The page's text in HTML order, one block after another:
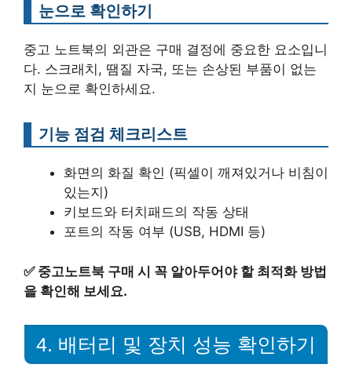
눈으로 확인하기
중고 노트북의 외관은 구매 결정에 중요한 요소입니
다. 스크래치, 땜질 자국, 또는 손상된 부품이 없는
지 눈으로 확인하세요.
기능 점검 체크리스트
화면의 화질 확인 (픽셀이 깨져있거나 비침이
있는지)
키보드와 터치패드의 작동 상태
포트의 작동 여부 (USB, HDMI 등)
✅ 중고노트북 구매 시 꼭 알아두어야 할 최적화 방법
을 확인해 보세요.
4. 배터리 및 장치 성능 확인하기